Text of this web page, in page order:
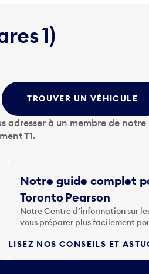
1)
TROUVER UN VÉHICULE
adresser à un membre de notre
T1.
Notre guide complet
Toronto Pearson
Notre Centre d’information sur
vous préparer plus facilement
LISEZ NOS CONSEILS ET